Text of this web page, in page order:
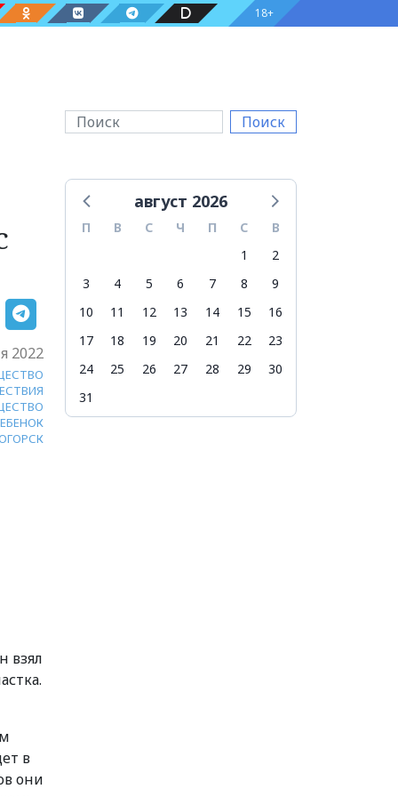
18+
Поиск
2022
взял
в
они
август 2026
П В С Ч П С
В
1
2
3
4 5 6 7 8
9
10
11 12 13 14 15
16
17
18 19 20 21 22
23
24
25 26 27 28 29
30
31